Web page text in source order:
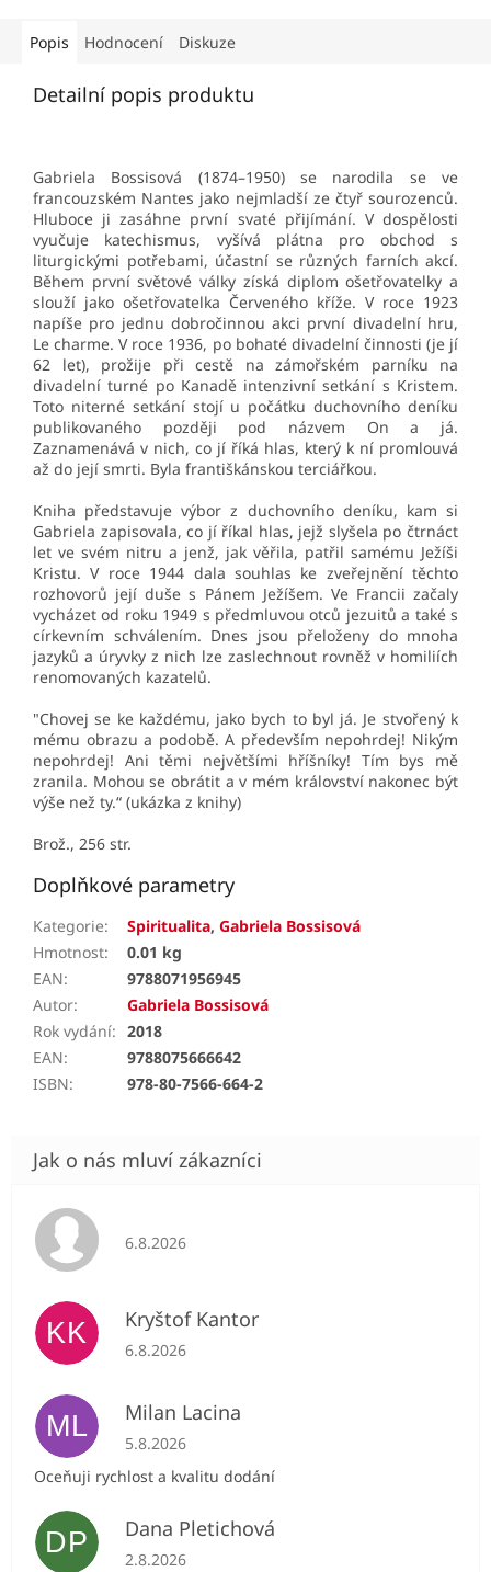
Popis Hodnocení Diskuze
Detailní popis produktu
Gabriela Bossisová (1874–1950) se narodila se ve
francouzském Nantes jako nejmladší ze čtyř sourozenců.
Hluboce ji zasáhne první svaté přijímání. V dospělosti
vyučuje katechismus, vyšívá plátna pro obchod s
liturgickými potřebami, účastní se různých farních akcí.
Během první světové války získá diplom ošetřovatelky a
slouží jako ošetřovatelka Červeného kříže. V roce 1923
napíše pro jednu dobročinnou akci první divadelní hru,
Le charme. V roce 1936, po bohaté divadelní činnosti (je jí
62 let), prožije při cestě na zámořském parníku na
divadelní turné po Kanadě intenzivní setkání s Kristem.
Toto niterné setkání stojí u počátku duchovního deníku
publikovaného později pod názvem On a já.
Zaznamenává v nich, co jí říká hlas, který k ní promlouvá
až do její smrti. Byla františkánskou terciářkou.
Kniha představuje výbor z duchovního deníku, kam si
Gabriela zapisovala, co jí říkal hlas, jejž slyšela po čtrnáct
let ve svém nitru a jenž, jak věřila, patřil samému Ježíši
Kristu. V roce 1944 dala souhlas ke zveřejnění těchto
rozhovorů její duše s Pánem Ježíšem. Ve Francii začaly
vycházet od roku 1949 s předmluvou otců jezuitů a také s
církevním schválením. Dnes jsou přeloženy do mnoha
jazyků a úryvky z nich lze zaslechnout rovněž v homiliích
renomovaných kazatelů.
"Chovej se ke každému, jako bych to byl já. Je stvořený k
mému obrazu a podobě. A především nepohrdej! Nikým
nepohrdej! Ani těmi největšími hříšníky! Tím bys mě
zranila. Mohou se obrátit a v mém království nakonec být
výše než ty.“ (ukázka z knihy)
Brož., 256 str.
Doplňkové parametry
Kategorie: Spiritualita, Gabriela Bossisová
Hmotnost:
0.01 kg
EAN:
9788071956945
Autor:
Gabriela Bossisová
Rok vydání: 2018
EAN:
9788075666642
ISBN: 978-80-7566-664-2
Hodnocení obchodu je 5 z 5 hvězdiček.
6.8.2026
KK Kryštof Kantor
Hodnocení obchodu je 5 z 5 hvězdiček.
6.8.2026
ML Milan Lacina
Hodnocení obchodu je 5 z 5 hvězdiček.
5.8.2026
Oceňuji rychlost a kvalitu dodání
DP Dana Pletichová
Hodnocení obchodu je 5 z 5 hvězdiček.
2.8.2026